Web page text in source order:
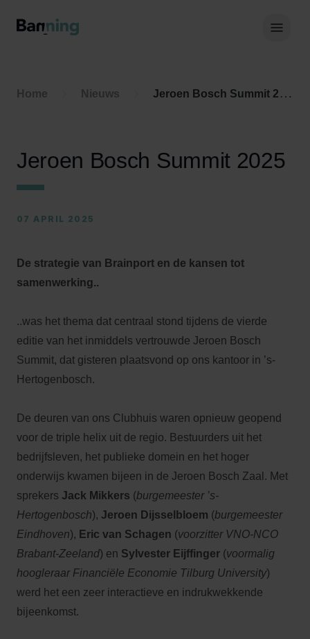
Home Nieuws Jeroen Bosch Summit 2025
Jeroen Bosch Summit 2025
07 APRIL 2025
De strategie van Brainport en de kansen tot
samenwerking..
..was het thema dat centraal stond tijdens de vierde
editie van het inmiddels vertrouwde Jeroen Bosch
Summit, dat gisteren plaatsvond op ons kantoor in ’s-
Hertogenbosch.
De deuren van ons Clubhuis waren opnieuw geopend
voor de triple helix uit de regio. Bestuurders uit het
bedrijfsleven, het publieke domein en het hoger
onderwijs kwamen bijeen in de Jeroen Bosch Zaal. Met
sprekers Jack Mikkers (burgemeester ’s-
Hertogenbosch), Jeroen Dijsselbloem (burgemeester
Eindhoven), Eric van Schagen (voorzitter VNO-NCO
Brabant-Zeeland) en Sylvester Eijffinger (voormalig
hoogleraar Financiële Economie Tilburg University)
werd het een zeer interactieve en indrukwekkende
bijeenkomst.